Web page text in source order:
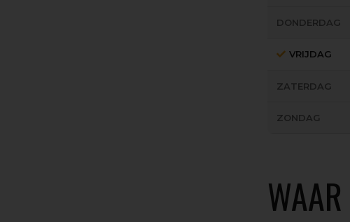
DONDERDAG
VRIJDAG
ZATERDAG
ZONDAG
WAAR